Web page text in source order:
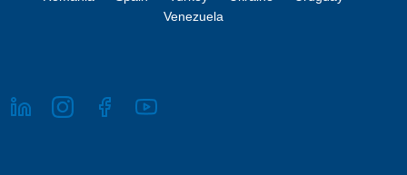
Venezuela